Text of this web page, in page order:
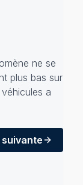
ne se
plus bas sur
a
suivante